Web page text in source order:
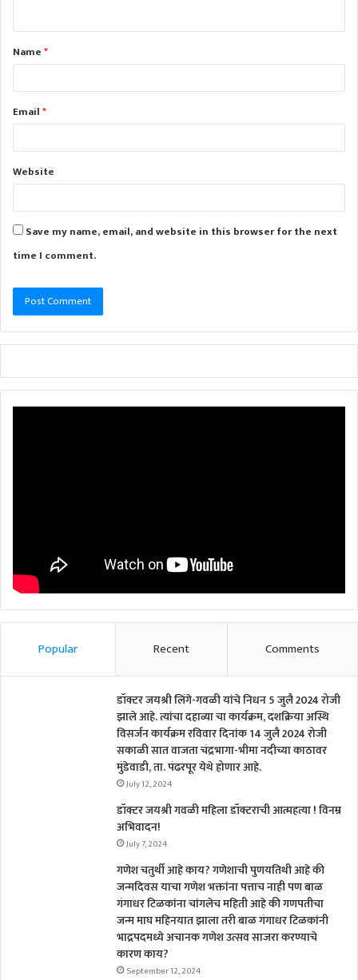
Name*
Email*
Website
Save my name, email, and website in this browser for the next
time I comment.
Popular Recent Comments
डॉक्टर जयश्री लिंगे-गवळी यांचे निधन 5 जुलै 2024 रोजी
झाले आहे. त्यांचा दहाव्या चा कार्यक्रम, दशक्रिया अस्थि
विसर्जन कार्यक्रम रविवार दिनांक 14 जुलै 2024 रोजी
सकाळी सात वाजता चंद्रभागा-भीमा नदीच्या काठावर
मुंडेवाडी, ता. पंढरपूर येथे होणार आहे.
July 12, 2024
डॉक्टर जयश्री गवळी महिला डॉक्टराची आत्महत्या ! विनम्र
अभिवादन!
July 7, 2024
गणेश चतुर्थी आहे काय? गणेशाची पुणयतिथी आहे की
जन्मदिवस याचा गणेश भक्तांना पत्ताच नाही पण बाळ
गंगाधर टिळकांना चांगलेच महिती आहे की गणपतीचा
जन्म माघ महिनयात झाला तरी बाळ गंगाधर टिळकांनी
भाद्रपदमध्ये अचानक गणेश उत्सव साजरा करण्याचे
कारण काय?
September 12, 2024